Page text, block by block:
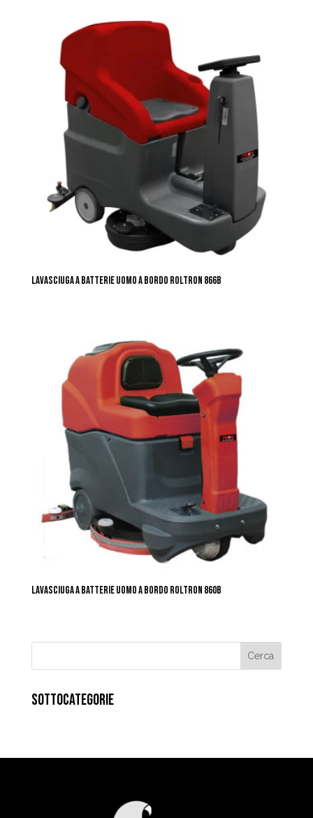
LAVASCIUGA A BATTERIE UOMO A BORDO ROLTRON 866B
LAVASCIUGA A BATTERIE UOMO A BORDO ROLTRON 860B
SOTTOCATEGORIE